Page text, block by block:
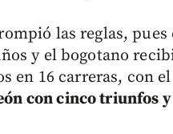
las reglas,
y el bogotano
en 16 carreras, con
con cinco triunfos